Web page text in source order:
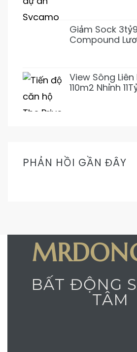
Giảm Sock
Compound
View Sông
110m2 Nhỉnh
PHẢN HỒI GẦN ĐÂY
BẤT ĐỘNG
TÂM